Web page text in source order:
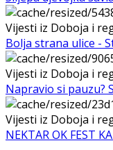
Vijesti iz Doboja i
Bolja strana ulice -
Vijesti iz Doboja i
Napravio si pauzu?
Vijesti iz Doboja i
NEKTAR OK FEST